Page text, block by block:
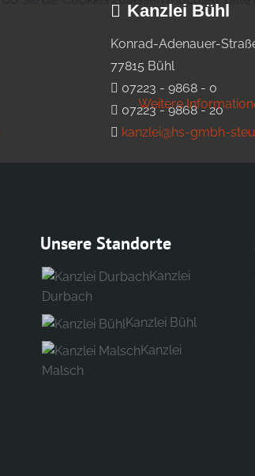
Kanzlei Bühl
Konrad-Adenauer-
77815 Bühl
07223 - 9868 - 0
07223 - 9868 - 20
kanzlei@hs-gmbh-
Unsere Standorte
Kanzlei
Durbach
Kanzlei Bühl
Kanzlei
Malsch
Weitere